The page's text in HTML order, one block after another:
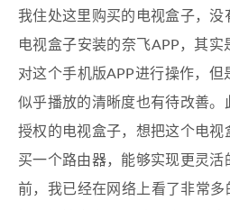
我住处这里购买的电视盒子，
电视盒子安装的奈飞APP，其实
对这个手机版APP进行操作，但
似乎播放的清晰度也有待改善
授权的电视盒子，想把这个电视
买一个路由器，能够实现更灵活
前，我已经在网络上看了非常多